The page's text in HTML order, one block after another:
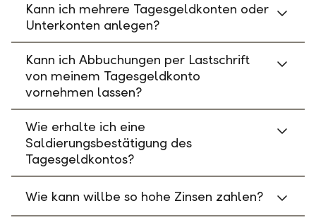
Kann ich mehrere Tagesgeldkonten oder
Unterkonten anlegen?
Kann ich Abbuchungen per Lastschrift
von meinem Tagesgeldkonto
vornehmen lassen?
Wie erhalte ich eine
Saldierungsbestätigung des
Tagesgeldkontos?
Wie kann willbe so hohe Zinsen zahlen?